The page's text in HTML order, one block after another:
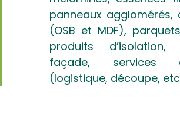
panneaux agglomérés,
(OSB et MDF),
produits
façade, services
(logistique, découpe,